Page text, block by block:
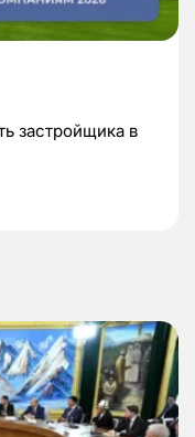
застройщика в